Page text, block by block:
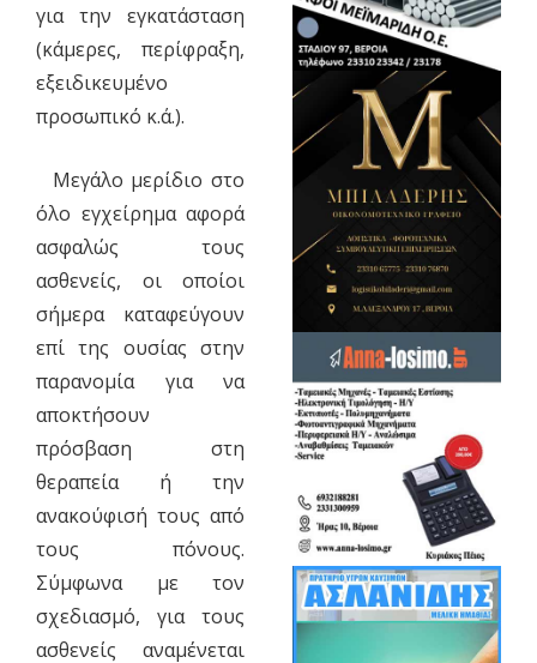
για την εγκατάσταση
(κάμερες, περίφραξη,
εξειδικευμένο
προσωπικό κ.ά.).
Μεγάλο μερίδιο στο
όλο εγχείρημα αφορά
ασφαλώς τους
ασθενείς, οι οποίοι
σήμερα καταφεύγουν
επί της ουσίας στην
παρανομία για να
αποκτήσουν
πρόσβαση στη
θεραπεία ή την
ανακούφισή τους από
τους πόνους.
Σύμφωνα με τον
σχεδιασμό, για τους
ασθενείς αναμένεται